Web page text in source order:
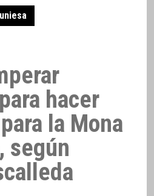
hacer
la Mona
según